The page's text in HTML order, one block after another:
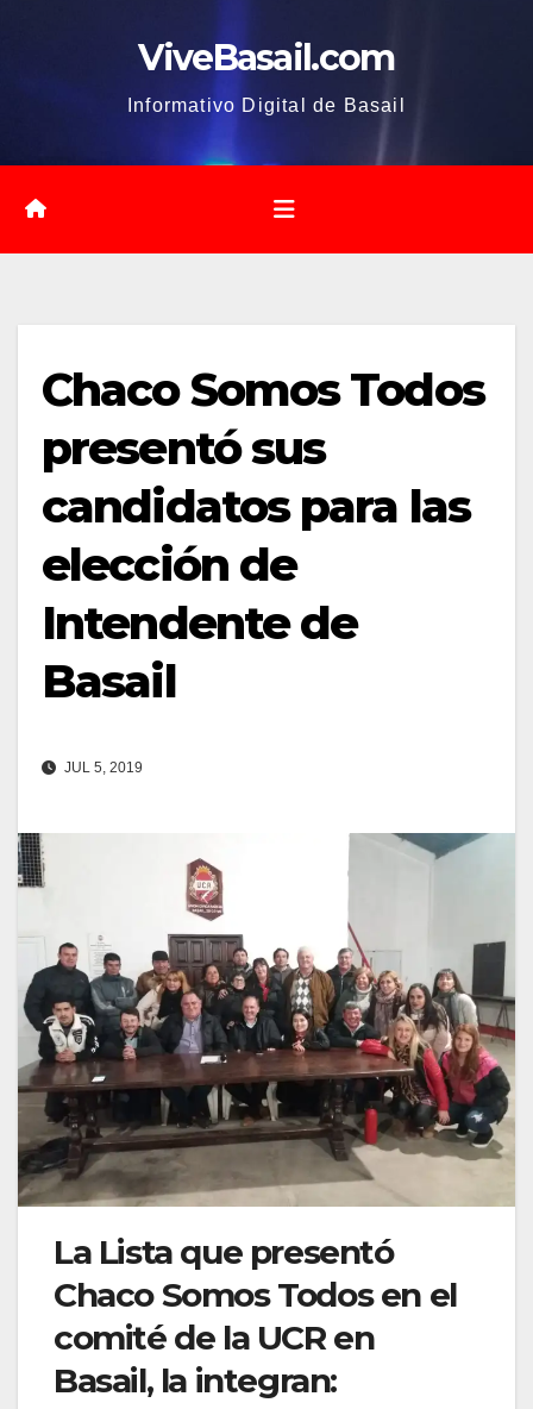
ViveBasail.com
Informativo Digital de Basail
Chaco Somos Todos
presentó sus
candidatos para las
elección de
Intendente de
Basail
JUL 5, 2019
La Lista que presentó
Chaco Somos Todos en el
comité de la UCR en
Basail, la integran: